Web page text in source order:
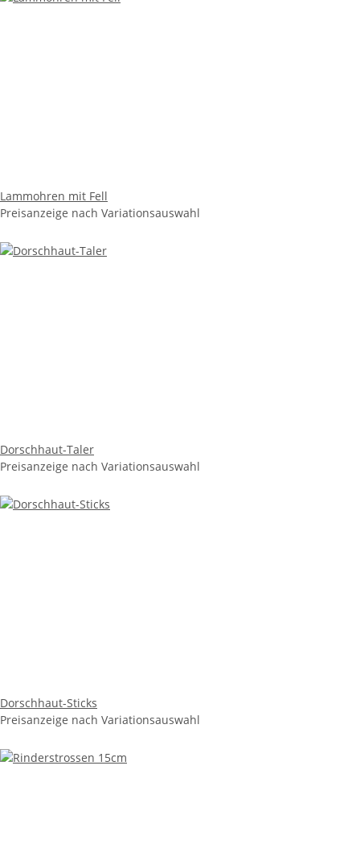
Lammohren mit Fell
Preisanzeige nach Variationsauswahl
Dorschhaut-Taler
Preisanzeige nach Variationsauswahl
Dorschhaut-Sticks
Preisanzeige nach Variationsauswahl